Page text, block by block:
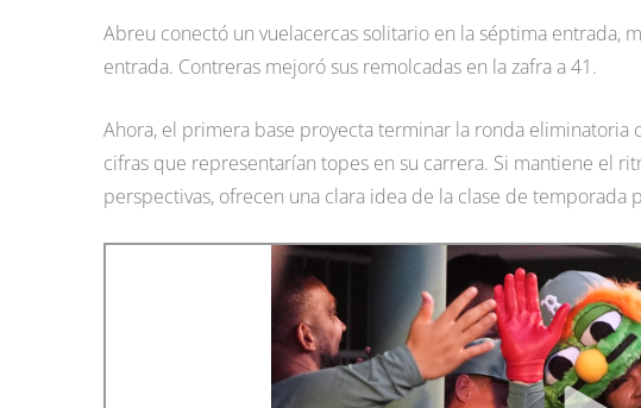
Abreu conectó un vuelacercas solitario en la séptima entrada,
entrada. Contreras mejoró sus remolcadas en la zafra a 41.
Ahora, el primera base proyecta terminar la ronda eliminatoria
cifras que representarían topes en su carrera. Si mantiene el
perspectivas, ofrecen una clara idea de la clase de temporada